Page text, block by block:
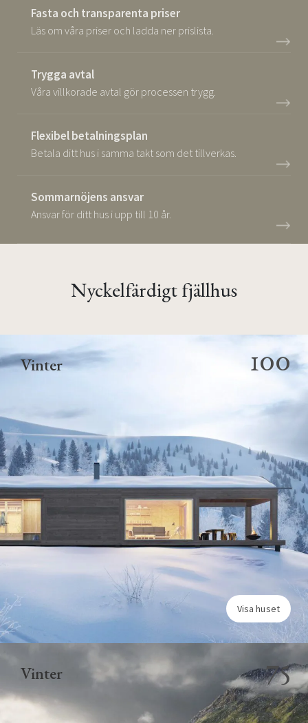
Fasta och transparenta priser
Läs om våra priser och ladda ner prislista.
Trygga avtal
Våra villkorade avtal gör processen trygg.
Flexibel betalningsplan
Betala ditt hus i samma takt som det tillverkas.
Sommarnöjens ansvar
Ansvar för ditt hus i upp till 10 år.
Nyckelfärdigt fjällhus
Vinter 100
Visa huset
Vinter 75